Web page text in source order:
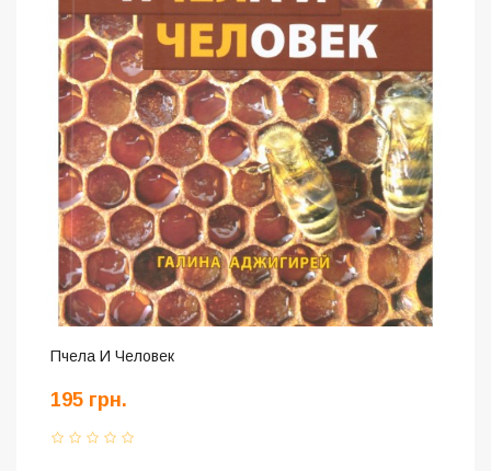
Пчела И Человек
195 грн.